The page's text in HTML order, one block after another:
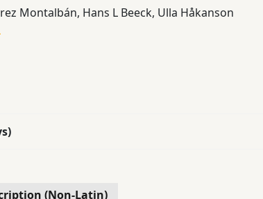
Montalbán, Hans L Beeck, Ulla Håkanson
(Non-Latin)